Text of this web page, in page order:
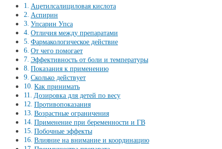
Ацетилсалициловая кислота
Аспирин
Упсарин Упса
Отличия между препаратами
Фармакологическое действие
От чего помогает
Эффективность от боли и температуры
Показания к применению
Сколько действует
Как принимать
Дозировка для детей по весу
Противопоказания
Возрастные ограничения
Применение при беременности и ГВ
Побочные эффекты
Влияние на внимание и координацию